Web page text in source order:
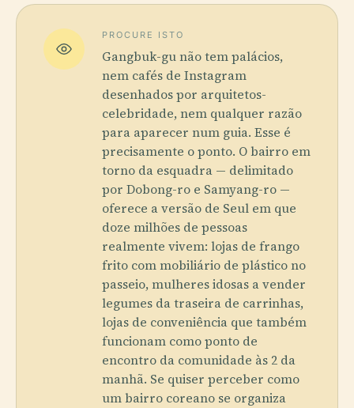
PROCURE ISTO
Gangbuk-gu não tem palácios,
nem cafés de Instagram
desenhados por arquitetos-
celebridade, nem qualquer razão
para aparecer num guia. Esse é
precisamente o ponto. O bairro em
torno da esquadra — delimitado
por Dobong-ro e Samyang-ro —
oferece a versão de Seul em que
doze milhões de pessoas
realmente vivem: lojas de frango
frito com mobiliário de plástico no
passeio, mulheres idosas a vender
legumes da traseira de carrinhas,
lojas de conveniência que também
funcionam como ponto de
encontro da comunidade às 2 da
manhã. Se quiser perceber como
um bairro coreano se organiza